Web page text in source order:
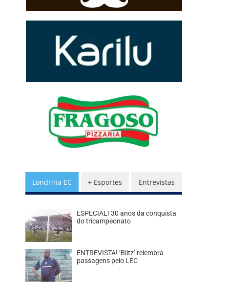
Londrina EC + Esportes Entrevistas
ESPECIAL! 30 anos da conquista
do tricampeonato
ENTREVISTA! ‘Blitz’ relembra
passagens pelo LEC